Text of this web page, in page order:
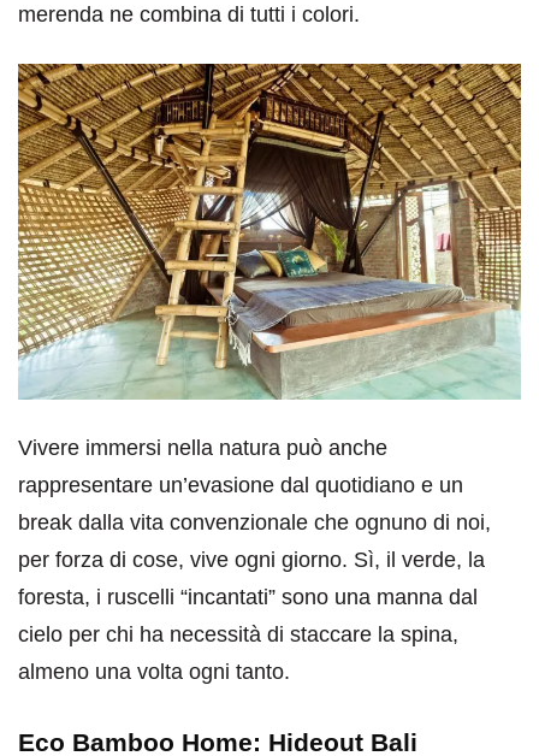
merenda ne combina di tutti i colori.
Vivere immersi nella natura può anche
rappresentare un’evasione dal quotidiano e un
break dalla vita convenzionale che ognuno di noi,
per forza di cose, vive ogni giorno. Sì, il verde, la
foresta, i ruscelli “incantati” sono una manna dal
cielo per chi ha necessità di staccare la spina,
almeno una volta ogni tanto.
Eco Bamboo Home: Hideout Bali